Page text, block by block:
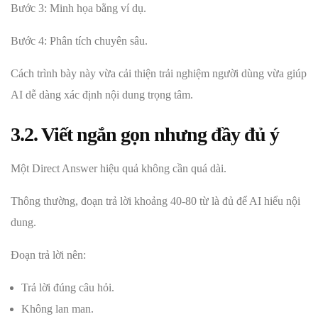
Bước 3: Minh họa bằng ví dụ.
Bước 4: Phân tích chuyên sâu.
Cách trình bày này vừa cải thiện trải nghiệm người dùng vừa giúp
AI dễ dàng xác định nội dung trọng tâm.
3.2. Viết ngắn gọn nhưng đầy đủ ý
Một Direct Answer hiệu quả không cần quá dài.
Thông thường, đoạn trả lời khoảng 40-80 từ là đủ để AI hiểu nội
dung.
Đoạn trả lời nên:
Trả lời đúng câu hỏi.
Không lan man.